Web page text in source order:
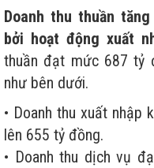
Doanh thu thuần
bởi hoạt động xuất
thuần đạt mức 687 tỷ
như bên dưới.
• Doanh thu xuất nhập
lên 655 tỷ đồng.
• Doanh thu dịch vụ